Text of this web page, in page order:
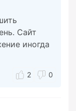
Сайт
иногда
2 0